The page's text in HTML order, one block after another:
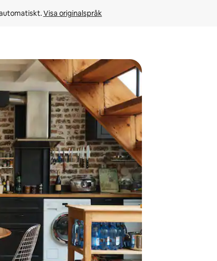
Visa originalspråk
att trycka eller svepa.